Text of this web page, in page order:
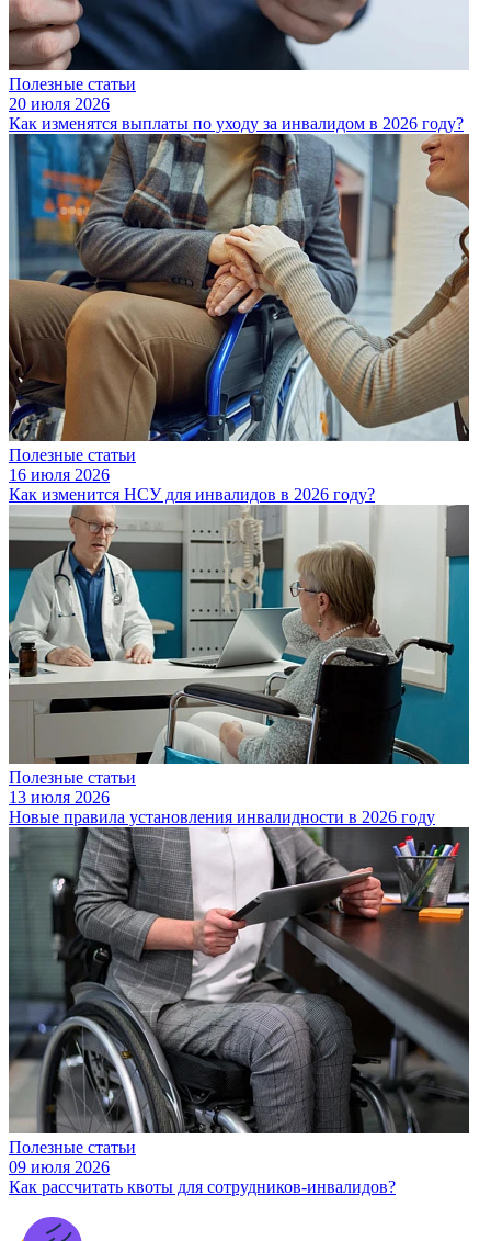
Полезные статьи
20 июля 2026
Как изменятся выплаты по уходу за инвалидом в 2026 году?
Полезные статьи
16 июля 2026
Как изменится НСУ для инвалидов в 2026 году?
Полезные статьи
13 июля 2026
Новые правила установления инвалидности в 2026 году
Полезные статьи
09 июля 2026
Как рассчитать квоты для сотрудников-инвалидов?